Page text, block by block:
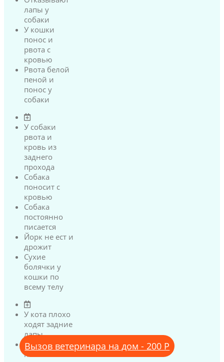
Вызов ветеринара на дом - 200 Р
лапы у
собаки
У кошки
понос и
рвота с
кровью
Рвота белой
пеной и
понос у
собаки
У собаки
рвота и
кровь из
заднего
прохода
Собака
поносит с
кровью
Собака
постоянно
писается
Йорк не ест и
дрожит
Сухие
болячки у
кошки по
всему телу
У кота плохо
ходят задние
лапы
У кота
нижняя